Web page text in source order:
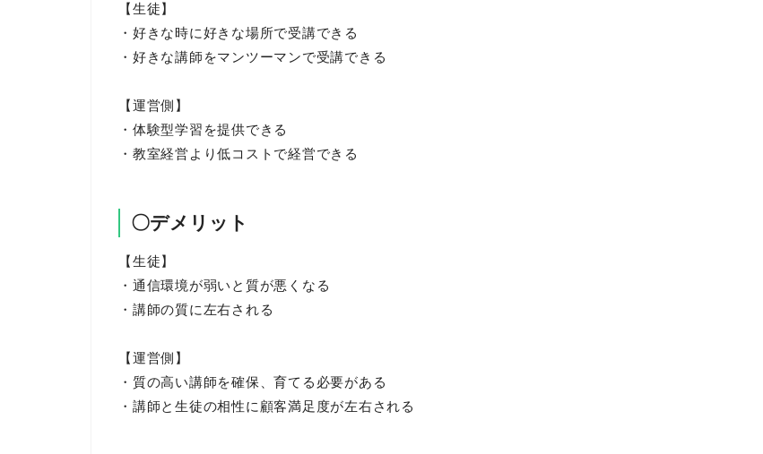
【生徒】
・好きな時に好きな場所で受講できる
・好きな講師をマンツーマンで受講できる
【運営側】
・体験型学習を提供できる
・教室経営より低コストで経営できる
〇デメリット
【生徒】
・通信環境が弱いと質が悪くなる
・講師の質に左右される
【運営側】
・質の高い講師を確保、育てる必要がある
・講師と生徒の相性に顧客満足度が左右される